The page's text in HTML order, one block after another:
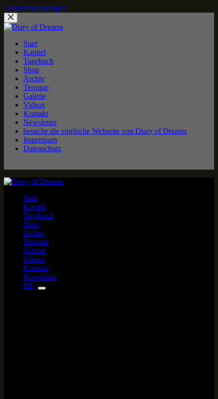
Zum Inhalt springen
Start
Kapitel
Tagebuch
Shop
Archiv
Termine
Galerie
Videos
Kontakt
Newsletter
besuche die englische Webseite von Diary of Dreams
Impressum
Datenschutz
Start
Kapitel
Tagebuch
Shop
Archiv
Termine
Galerie
Videos
Kontakt
Newsletter
DE